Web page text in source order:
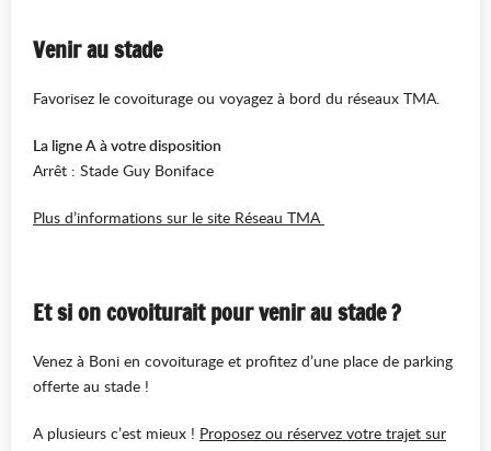
Venir au stade
Favorisez le covoiturage ou voyagez à bord du réseaux TMA.
La ligne A à votre disposition
Arrêt : Stade Guy Boniface
Plus d’informations sur le site Réseau TMA
Et si oncovoituraitpour venir au stade ?
Venez à Boni en covoiturage et profitez d’une place de parking
offerte au stade !
A plusieurs c’est mieux ! Proposez ou réservez votre trajet sur